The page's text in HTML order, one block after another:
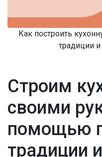
Как построить
традиции
Строим
своими
помощью
традиции и